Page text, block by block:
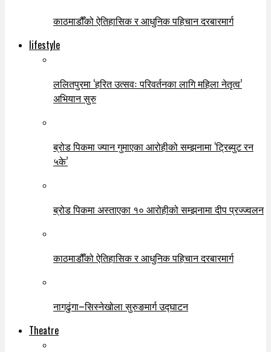
काठमाडौँको ऐतिहासिक र आधुनिक पहिचान दरबारमार्ग
lifestyle
ललितपुरमा ‘हरित उत्सवः परिवर्तनका लागि महिला नेतृत्व’
अभियान सुरु
ब्रोड पिकमा ज्यान गुमाएका आरोहीको सम्झनामा ‘ट्रिब्युट रन
५के’
ब्रोड पिकमा अस्ताएका १० आरोहीको सम्झनामा दीप प्रज्ज्वलन
काठमाडौँको ऐतिहासिक र आधुनिक पहिचान दरबारमार्ग
नागढुंगा–सिस्नेखोला सुरुङमार्ग उद्घाटन
Theatre